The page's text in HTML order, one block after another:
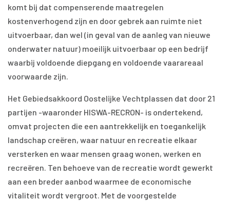
komt bij dat compenserende maatregelen
kostenverhogend zijn en door gebrek aan ruimte niet
uitvoerbaar, dan wel (in geval van de aanleg van nieuwe
onderwater natuur) moeilijk uitvoerbaar op een bedrijf
waarbij voldoende diepgang en voldoende vaarareaal
voorwaarde zijn.
Het Gebiedsakkoord Oostelijke Vechtplassen dat door 21
partijen -waaronder HISWA-RECRON- is ondertekend,
omvat projecten die een aantrekkelijk en toegankelijk
landschap creëren, waar natuur en recreatie elkaar
versterken en waar mensen graag wonen, werken en
recreëren. Ten behoeve van de recreatie wordt gewerkt
aan een breder aanbod waarmee de economische
vitaliteit wordt vergroot. Met de voorgestelde